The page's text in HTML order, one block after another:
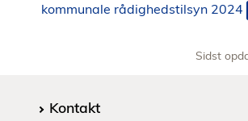
kommunale rådighedstilsyn 2024
Sidst
Kontakt